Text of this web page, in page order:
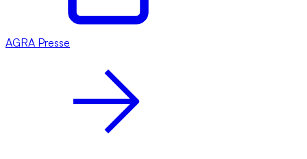
AGRA Presse